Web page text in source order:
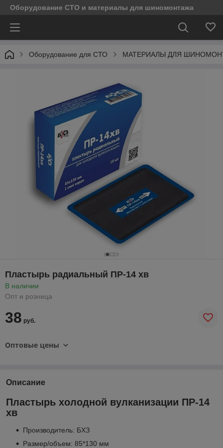
Оборудование СТО и материалы для шиномонтажа
Оборудование для СТО МАТЕРИАЛЫ ДЛЯ
Пластырь радиальный ПР-14 хв
В наличии
Опт и розница
38 руб.
Оптовые цены
Описание
Пластырь холодной вулканизации ПР-14
хв
Производитель: БХЗ
Размер/объем: 85*130 мм